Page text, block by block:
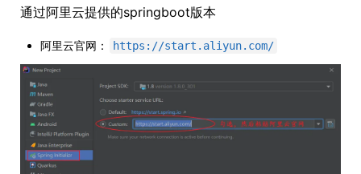
通过阿里云提供的springboot版本
阿里云官网： https://start.aliyun.com/